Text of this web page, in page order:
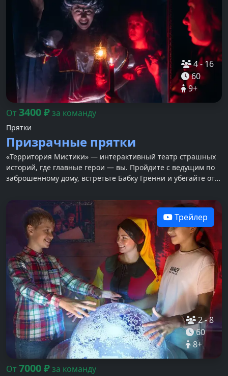
4-16
60
9+
От3400₽за команду
Прятки
Призрачные прятки
«Территория Мистики» — интерактивный театр страшных
историй, где главные герои — вы. Пройдите с ведущим по
заброшенному дому, встретьте Бабку Гренни и убегайте от
2-8
60
8+
Трейлер
От7000₽за команду